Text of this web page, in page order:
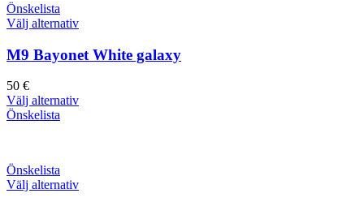
Önskelista
Välj alternativ
M9 Bayonet White galaxy
50 €
Välj alternativ
Önskelista
Önskelista
Välj alternativ